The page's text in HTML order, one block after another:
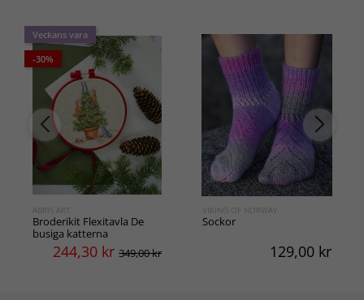
Veckans vara
-30%
ABRIS ART
Broderikit Flexitavla De
busiga katterna
244,30 kr 349,00 kr
VIKING OF NORWAY
Sockor
129,00 kr